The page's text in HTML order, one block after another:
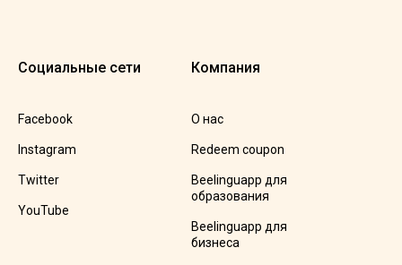
Социальные сети
Facebook
Instagram
Twitter
YouTube
Компания
О нас
Redeem coupon
Beelinguapp для
образования
Beelinguapp для
бизнеса